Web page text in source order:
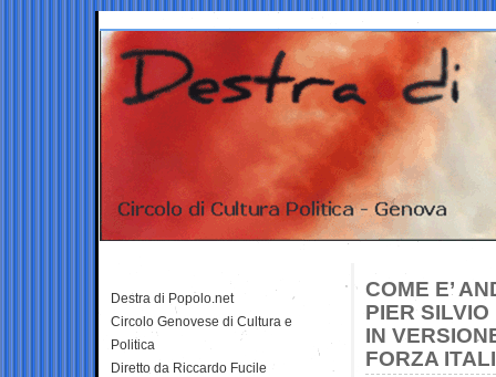
COME E’
PIER
IN
FORZA
Destra di Popolo.net
Circolo Genovese di Cultura e
Politica
Diretto da Riccardo Fucile